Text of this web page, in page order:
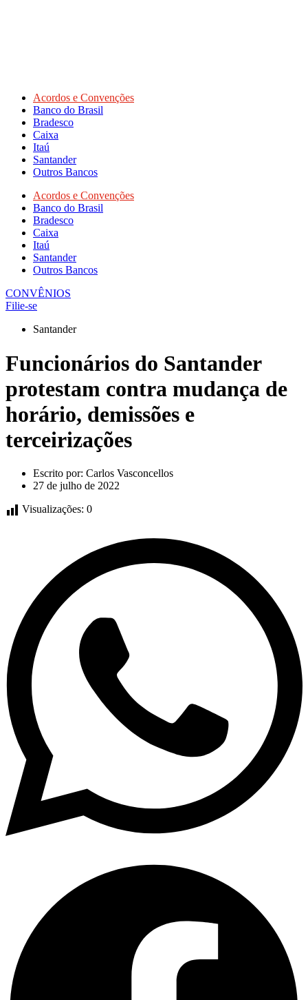
Acordos e Convenções
Banco do Brasil
Bradesco
Caixa
Itaú
Santander
Outros Bancos
Acordos e Convenções
Banco do Brasil
Bradesco
Caixa
Itaú
Santander
Outros Bancos
CONVÊNIOS
Filie-se
Santander
Funcionários do Santander
protestam contra mudança de
horário, demissões e
terceirizações
Escrito por: Carlos Vasconcellos
27 de julho de 2022
Visualizações: 0